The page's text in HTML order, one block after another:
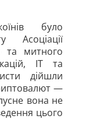
було
Асоціації
та митного
ІТ та
дійшли
—
вона не
цього